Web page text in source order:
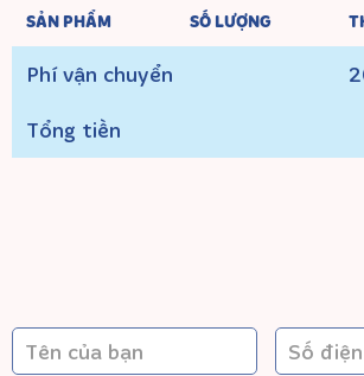
SẢN PHẨM SỐ LƯỢNG
Phí vận chuyển
Tổng tiền